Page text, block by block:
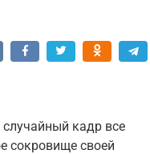
кадр все
сокровище своей